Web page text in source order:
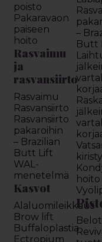
poisto
Pakaravaon
paiseen
hoito
Rasvaimu
ja
rasvansiirto
Rasvaimu
Rasvansiirto
Rasvansiirto
pakaroihin
– Brazilian
Butt Lift
WAL-
menetelmä
Kasvot
Alaluomileikkaus
Brow lift
Buffaloplastia
Ectropium
–
Butt
hoito